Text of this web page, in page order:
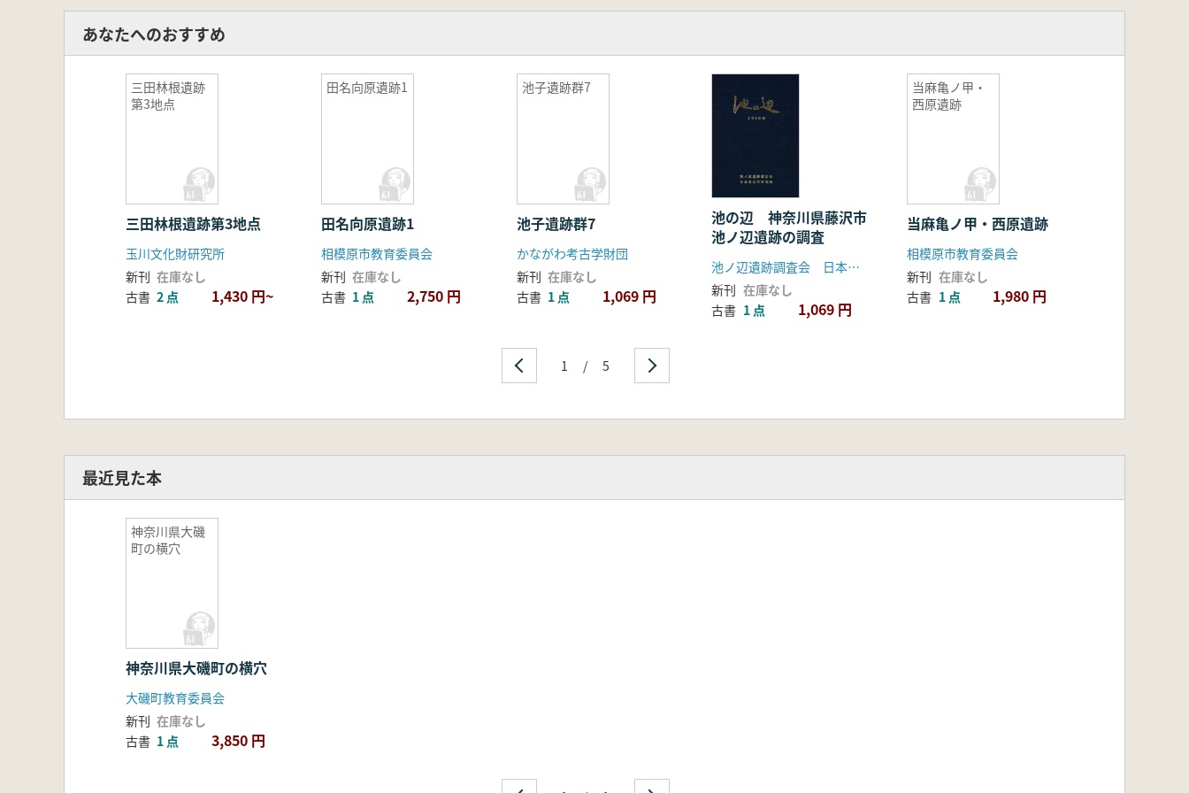
あなたへのおすすめ
三田林根遺跡
第3地点
三田林根遺跡第3地点
玉川文化財研究所
新刊 在庫なし
古書 2 点 1,430 円~
田名向原遺跡1
田名向原遺跡1
相模原市教育委員会
新刊 在庫なし
古書 1 点 2,750 円
池子遺跡群7
池子遺跡群7
かながわ考古学財団
新刊 在庫なし
古書 1 点 1,069 円
池の辺 神奈川県藤沢市
池ノ辺遺跡の調査
池ノ辺遺跡調査会 日本考古学研究所
新刊 在庫なし
古書 1 点 1,069 円
当麻亀ノ甲・
西原遺跡
当麻亀ノ甲・西原遺跡
相模原市教育委員会
新刊 在庫なし
古書 1 点 1,980 円
1 / 5
最近見た本
神奈川県大磯
町の横穴
神奈川県大磯町の横穴
大磯町教育委員会
新刊 在庫なし
古書 1 点 3,850 円